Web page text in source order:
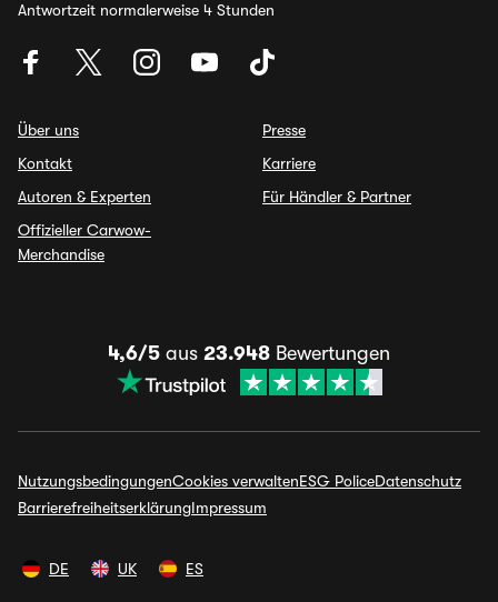
Antwortzeit normalerweise 4 Stunden
Über uns
Kontakt
Autoren & Experten
Offizieller Carwow-
Merchandise
Presse
Karriere
Für Händler & Partner
4,6/5 aus 23.948 Bewertungen
NutzungsbedingungenCookies verwaltenESG PoliceDatenschutz
BarrierefreiheitserklärungImpressum
DE UK ES